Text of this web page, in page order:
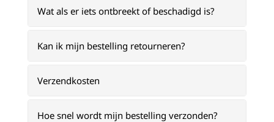
Wat als er iets ontbreekt of beschadigd is?
Kan ik mijn bestelling retourneren?
Verzendkosten
Hoe snel wordt mijn bestelling verzonden?